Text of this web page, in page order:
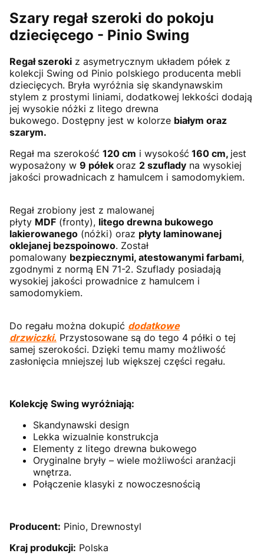
Szary regał szeroki do pokoju
dziecięcego - Pinio Swing
Regał szeroki z asymetrycznym układem półek z
kolekcji Swing od Pinio polskiego producenta mebli
dziecięcych. Bryła wyróżnia się skandynawskim
stylem z prostymi liniami, dodatkowej lekkości dodają
jej wysokie nóżki z litego drewna
bukowego. Dostępny jest w kolorze białym oraz
szarym.
Regał ma szerokość 120 cm i wysokość 160 cm, jest
wyposażony w 9 półek oraz 2 szuflady na wysokiej
jakości prowadnicach z hamulcem i samodomykiem.
Regał zrobiony jest z malowanej
płyty MDF (fronty), litego drewna bukowego
lakierowanego (nóżki) oraz płyty laminowanej
oklejanej bezspoinowo. Został
pomalowany bezpiecznymi, atestowanymi farbami,
zgodnymi z normą EN 71-2. Szuflady posiadają
wysokiej jakości prowadnice z hamulcem i
samodomykiem.
Do regału można dokupić dodatkowe
drzwiczki. Przystosowane są do tego 4 półki o tej
samej szerokości. Dzięki temu mamy możliwość
zasłonięcia mniejszej lub większej części regału.
Kolekcję Swing wyróżniają:
Skandynawski design
Lekka wizualnie konstrukcja
Elementy z litego drewna bukowego
Oryginalne bryły – wiele możliwości aranżacji
wnętrza.
Połączenie klasyki z nowoczesnością
Producent: Pinio, Drewnostyl
Kraj produkcji: Polska